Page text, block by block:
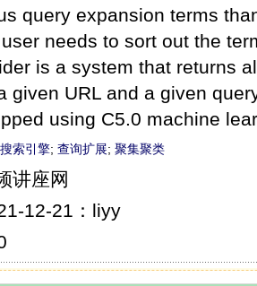
query expansion terms
needs to sort out the
is a system that returns
given URL and a given
using C5.0 machine
索引擎; 查询扩展; 聚集聚类
讲座网
12-21：liyy